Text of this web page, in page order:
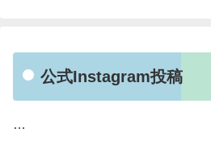
公式Instagram投稿
…